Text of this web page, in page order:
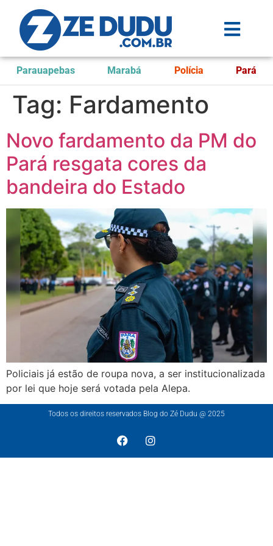
Parauapebas Marabá Polícia Pará
Tag: Fardamento
Novo fardamento da PM do
Pará resgata cores da
bandeira do Estado
Policiais já estão de roupa nova, a ser institucionalizada
por lei que hoje será votada pela Alepa.
Todos os direitos reservados Blog do Zé Dudu @ 2025